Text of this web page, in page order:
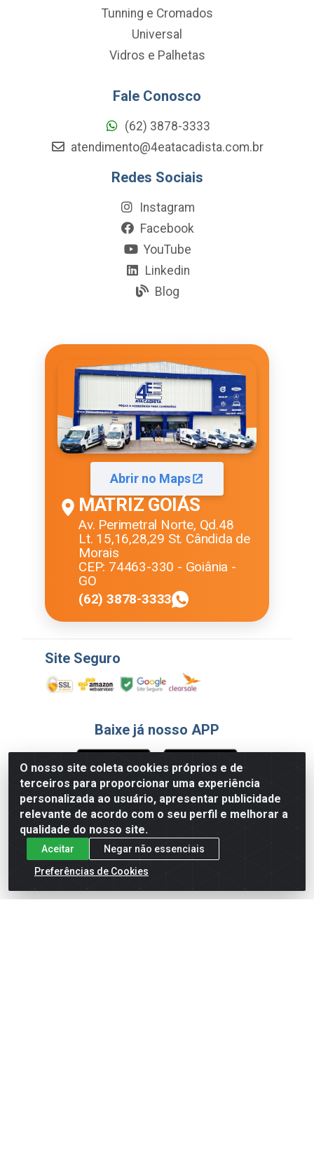
O nosso site coleta cookies próprios e de
terceiros para proporcionar uma experiência
personalizada ao usuário, apresentar publicidade
relevante de acordo com o seu perfil e melhorar a
qualidade do nosso site.
Aceitar
Negar não essenciais
Preferências de Cookies
Tunning e Cromados
Universal
Vidros e Palhetas
Fale Conosco
(62) 3878-3333
atendimento@4eatacadista.com.br
Redes Sociais
Instagram
Facebook
YouTube
Linkedin
Blog
Abrir no Maps
MATRIZ GOIÁS
Av. Perimetral Norte, Qd.48
Lt. 15,16,28,29 St. Cândida de
Morais
CEP: 74463-330 - Goiânia -
GO
(62) 3878-3333
Site Seguro
Baixe já nosso APP
Formas de Pagamento